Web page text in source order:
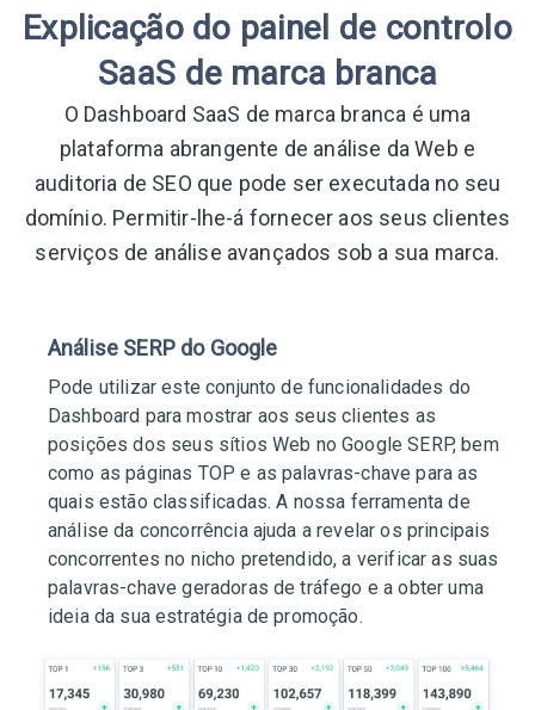
Explicação do painel de controlo
SaaS de marca branca
O Dashboard SaaS de marca branca é uma
plataforma abrangente de análise da Web e
auditoria de SEO que pode ser executada no seu
domínio. Permitir-lhe-á fornecer aos seus clientes
serviços de análise avançados sob a sua marca.
Análise SERP do Google
Pode utilizar este conjunto de funcionalidades do
Dashboard para mostrar aos seus clientes as
posições dos seus sítios Web no Google SERP, bem
como as páginas TOP e as palavras-chave para as
quais estão classificadas. A nossa ferramenta de
análise da concorrência ajuda a revelar os principais
concorrentes no nicho pretendido, a verificar as suas
palavras-chave geradoras de tráfego e a obter uma
ideia da sua estratégia de promoção.